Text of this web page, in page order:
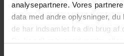
analysepartnere. Vores
data med andre oplysninger,
de har indsamlet fra din brug af
Det næste spring
Hvor har Egmont brug for